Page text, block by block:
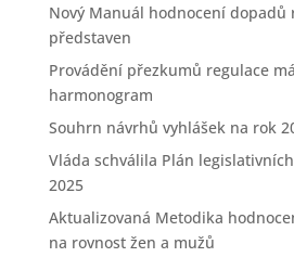
Nový Manuál hodnocení dopadů
představen
Provádění přezkumů regulace
harmonogram
Souhrn návrhů vyhlášek na rok
Vláda schválila Plán
2025
Aktualizovaná Metodika
na rovnost žen a mužů